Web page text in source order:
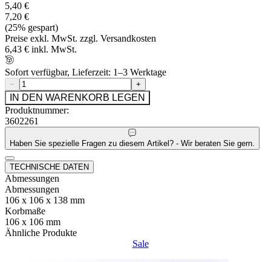
5,40 €
7,20 €
(25% gespart)
Preise exkl. MwSt. zzgl. Versandkosten
6,43 € inkl. MwSt.
Sofort verfügbar, Lieferzeit: 1–3 Werktage
− +
IN DEN WARENKORB LEGEN
Produktnummer:
3602261
Haben Sie spezielle Fragen zu diesem Artikel? - Wir beraten Sie gern.
TECHNISCHE DATEN
Abmessungen
Abmessungen
106 x 106 x 138 mm
Korbmaße
106 x 106 mm
Ähnliche Produkte
Sale